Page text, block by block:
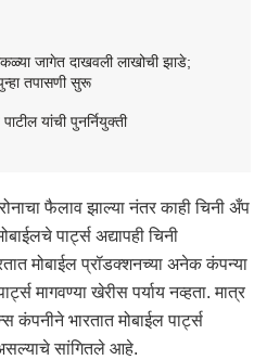
जागेत दाखवली लाखोची झाडे;
तपासणी सुरू
यांची पुनर्नियुक्ती
फैलाव झाल्या नंतर काही चिनी अँप
पार्ट्स अद्यापही चिनी
मोबाईल प्रॉडक्शनच्या अनेक कंपन्या
मागवण्या खेरीस पर्याय नव्हता. मात्र
कंपनीने भारतात मोबाईल पार्ट्स
सांगितले आहे.